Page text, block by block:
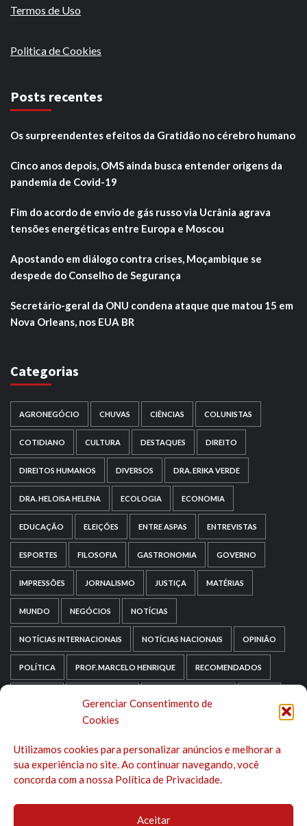
Gerenciar Consentimento de
Cookies
Utilizamos cookies para personalizar anúncios e melhorar a
sua experiência no site. Ao continuar navegando, você
concorda com a nossa Política de Privacidade.
Aceitar
Termos de Uso
Politica de Cookies
Posts recentes
Os surpreendentes efeitos da Gratidão no cérebro humano
Cinco anos depois, OMS ainda busca entender origens da
pandemia de Covid-19
Fim do acordo de envio de gás russo via Ucrânia agrava
tensões energéticas entre Europa e Moscou
Apostando em diálogo contra crises, Moçambique se
despede do Conselho de Segurança
Secretário-geral da ONU condena ataque que matou 15 em
Nova Orleans, nos EUA BR
Categorias
AGRONEGÓCIO CHUVAS CIÊNCIAS COLUNISTAS
COTIDIANO CULTURA DESTAQUES DIREITO
DIREITOS HUMANOS DIVERSOS DRA. ERIKA VERDE
DRA. HELOISA HELENA ECOLOGIA ECONOMIA
EDUCAÇÃO ELEIÇÕES ENTRE ASPAS ENTREVISTAS
ESPORTES FILOSOFIA GASTRONOMIA GOVERNO
IMPRESSÕES JORNALISMO JUSTIÇA MATÉRIAS
MUNDO NEGÓCIOS NOTÍCIAS
NOTÍCIAS INTERNACIONAIS NOTÍCIAS NACIONAIS OPINIÃO
POLÍTICA PROF. MARCELO HENRIQUE RECOMENDADOS
SEM CATEGORIA
TECNOLOGIA TRIPADVISOR TURISMO